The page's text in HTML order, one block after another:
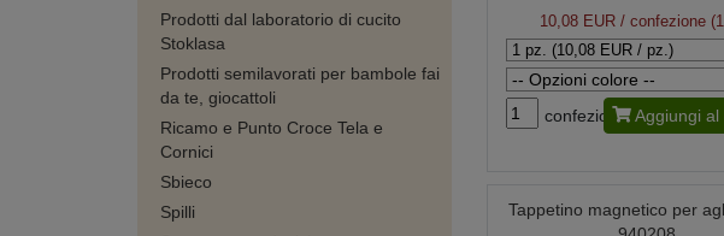
Prodotti dal laboratorio di cucito
Stoklasa
Prodotti semilavorati per bambole fai
da te, giocattoli
Ricamo e Punto Croce Tela e
Cornici
Sbieco
Spilli
10,08 EUR/ confezione
confezione Aggiungi al
Tappetino magnetico per